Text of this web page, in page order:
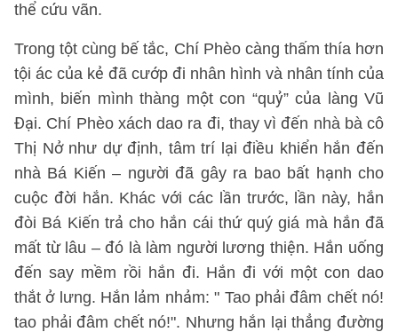
thể cứu vãn.
Trong tột cùng bế tắc, Chí Phèo càng thấm thía hơn
tội ác của kẻ đã cướp đi nhân hình và nhân tính của
mình, biến mình thàng một con “quỷ” của làng Vũ
Đại. Chí Phèo xách dao ra đi, thay vì đến nhà bà cô
Thị Nở như dự định, tâm trí lại điều khiển hắn đến
nhà Bá Kiến – người đã gây ra bao bất hạnh cho
cuộc đời hắn. Khác với các lần trước, lần này, hắn
đòi Bá Kiến trả cho hắn cái thứ quý giá mà hắn đã
mất từ lâu – đó là làm người lương thiện. Hắn uống
đến say mềm rồi hắn đi. Hắn đi với một con dao
thắt ở lưng. Hắn lảm nhảm: " Tao phải đâm chết nó!
tao phải đâm chết nó!". Nhưng hắn lại thẳng đường